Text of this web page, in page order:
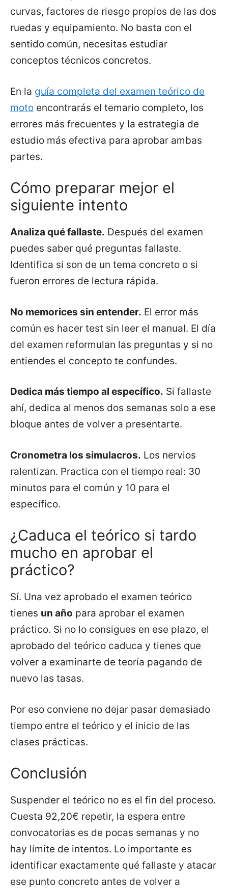
curvas, factores de riesgo propios de las dos
ruedas y equipamiento. No basta con el
sentido común, necesitas estudiar
conceptos técnicos concretos.
En la guía completa del examen teórico de
moto encontrarás el temario completo, los
errores más frecuentes y la estrategia de
estudio más efectiva para aprobar ambas
partes.
Cómo preparar mejor el
siguiente intento
Analiza qué fallaste. Después del examen
puedes saber qué preguntas fallaste.
Identifica si son de un tema concreto o si
fueron errores de lectura rápida.
No memorices sin entender. El error más
común es hacer test sin leer el manual. El día
del examen reformulan las preguntas y si no
entiendes el concepto te confundes.
Dedica más tiempo al específico. Si fallaste
ahí, dedica al menos dos semanas solo a ese
bloque antes de volver a presentarte.
Cronometra los simulacros. Los nervios
ralentizan. Practica con el tiempo real: 30
minutos para el común y 10 para el
específico.
¿Caduca el teórico si tardo
mucho en aprobar el
práctico?
Sí. Una vez aprobado el examen teórico
tienes un año para aprobar el examen
práctico. Si no lo consigues en ese plazo, el
aprobado del teórico caduca y tienes que
volver a examinarte de teoría pagando de
nuevo las tasas.
Por eso conviene no dejar pasar demasiado
tiempo entre el teórico y el inicio de las
clases prácticas.
Conclusión
Suspender el teórico no es el fin del proceso.
Cuesta 92,20€ repetir, la espera entre
convocatorias es de pocas semanas y no
hay límite de intentos. Lo importante es
identificar exactamente qué fallaste y atacar
ese punto concreto antes de volver a